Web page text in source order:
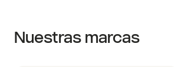
Nuestras marcas